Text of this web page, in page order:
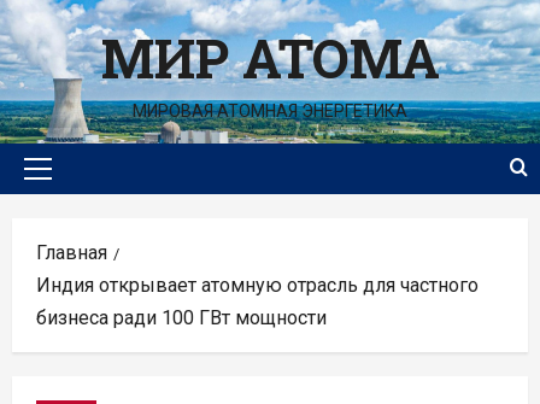
Перейти
к
содержимомуМИР АТОМА
МИРОВАЯ АТОМНАЯ ЭНЕРГЕТИКА
Основное
Главная
Индия открывает атомную отрасль для частного
бизнеса ради 100 ГВт мощности